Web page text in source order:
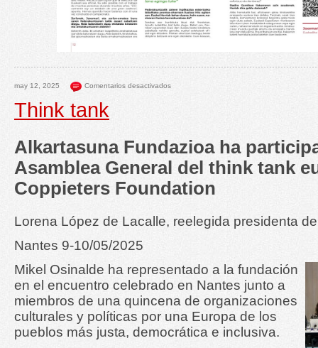
may 12, 2025 Comentarios desactivados
Think tank
Alkartasuna Fundazioa ha
Asamblea General del think tank
Coppieters Foundation
Lorena López de Lacalle, reelegida presidenta
Nantes 9-10/05/2025
Mikel Osinalde ha representado a la fundación
en el encuentro celebrado en Nantes junto a
miembros de una quincena de organizaciones
culturales y políticas por una Europa de los
pueblos más justa, democrática e inclusiva.